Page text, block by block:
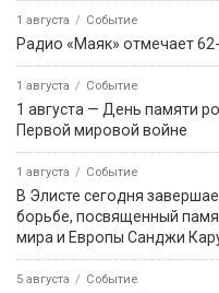
1 августа Событие
Радио «Маяк» отмечает
1 августа Событие
1 августа — День памяти
Первой мировой войне
1 августа Событие
В Элисте сегодня
борьбе, посвященный
мира и Европы Санджи
5 августа Событие